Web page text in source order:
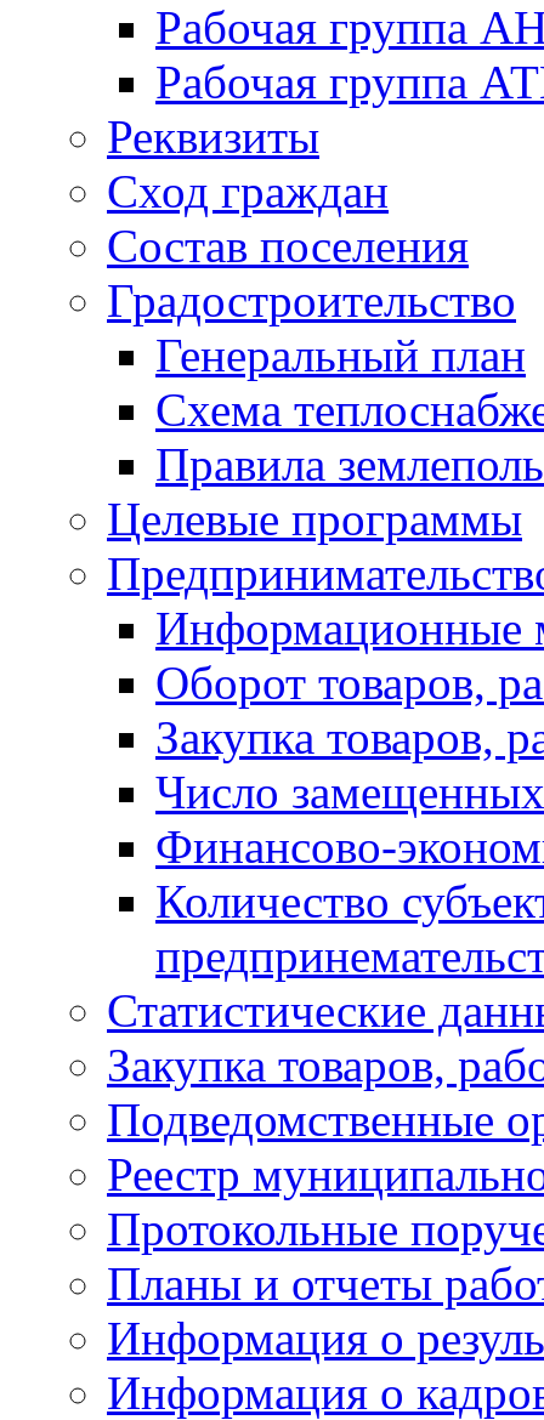
Рабочая группа
Рабочая группа
Реквизиты
Сход граждан
Состав поселения
Градостроительство
Генеральный план
Схема
Правила
Целевые программы
Информационные
Оборот товаров,
Закупка товаров,
Число
Финансово-
Количество
Статистические
Закупка товаров,
Подведомственные
Реестр
Протокольные
Планы и отчеты
Информация о
Информация о